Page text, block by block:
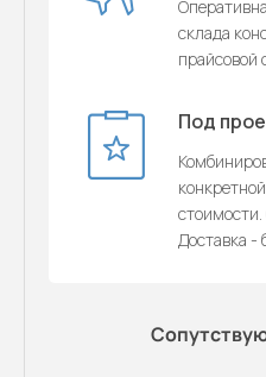
склада
прайсовой
Под
Доставка -